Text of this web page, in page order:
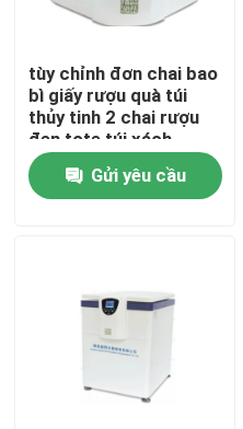
Các sản phẩm
tùy chỉnh đơn chai bao
bì giấy rượu quà túi
thủy tinh 2 chai rượu
đen tote túi xách
Gửi yêu cầu